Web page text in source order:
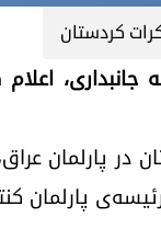
کردستان
پارلمان
پارلمان